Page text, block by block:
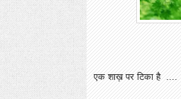
एक शाख़ पर टिका है ....